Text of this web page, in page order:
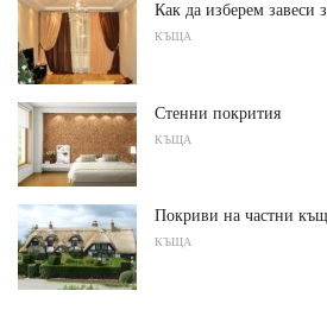
Как да изберем завеси
КЪЩА
Стенни покрития
КЪЩА
Покриви на частни
КЪЩА